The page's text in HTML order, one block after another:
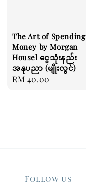
The Art of Spending
Money by Morgan
Housel ငွေသုံးနည်း
အနုပညာ (မျိုးလွင်)
Regular
RM 40.00
Follow us